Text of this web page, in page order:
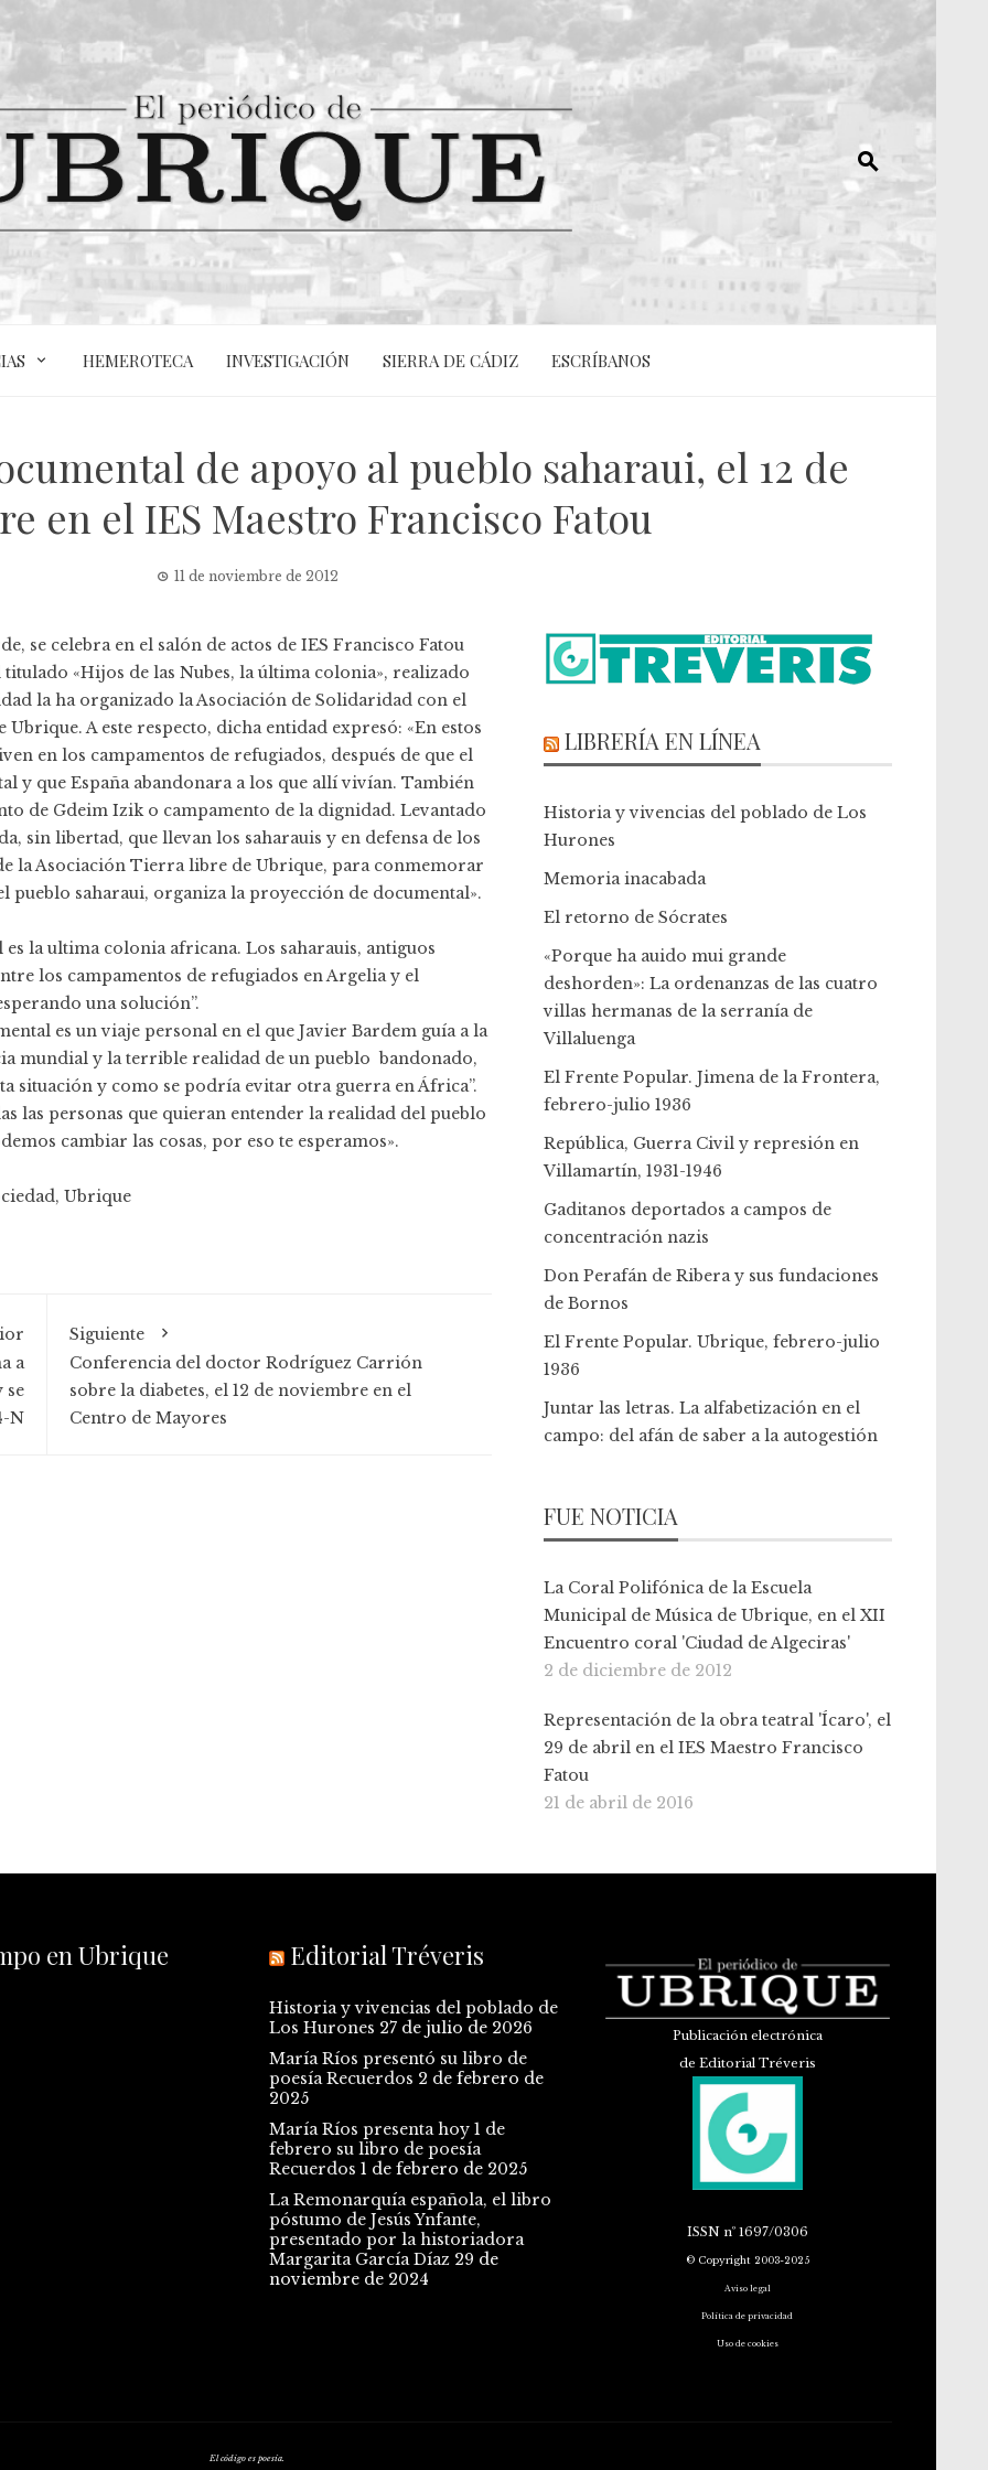
HEMEROTECA INVESTIGACIÓN SIERRA DE CÁDIZ ESCRÍBANOS
de apoyo al pueblo saharaui, el 12 de
en el IES Maestro Francisco Fatou
11 de noviembre de 2012
se celebra en el salón de actos de IES Francisco Fatou
«Hijos de las Nubes, la última colonia», realizado
la ha organizado la Asociación de Solidaridad con el
A este respecto, dicha entidad expresó: «En estos
en los campamentos de refugiados, después de que el
y que España abandonara a los que allí vivían. También
de Gdeim Izik o campamento de la dignidad. Levantado
sin libertad, que llevan los saharauis y en defensa de los
la Asociación Tierra libre de Ubrique, para conmemorar
pueblo saharaui, organiza la proyección de documental».
la ultima colonia africana. Los saharauis, antiguos
los campamentos de refugiados en Argelia y el
una solución”.
es un viaje personal en el que Javier Bardem guía a la
mundial y la terrible realidad de un pueblo bandonado,
situación y como se podría evitar otra guerra en África”.
las personas que quieran entender la realidad del pueblo
cambiar las cosas, por eso te esperamos».
, Ubrique
a
se
N
Siguiente
Conferencia del doctor Rodríguez Carrión
sobre la diabetes, el 12 de noviembre en el
Centro de Mayores
LIBRERÍA EN LÍNEA
Historia y vivencias del poblado de Los
Hurones
Memoria inacabada
El retorno de Sócrates
«Porque ha auido mui grande
deshorden»: La ordenanzas de las cuatro
villas hermanas de la serranía de
Villaluenga
El Frente Popular. Jimena de la Frontera,
febrero-julio 1936
República, Guerra Civil y represión en
Villamartín, 1931-1946
Gaditanos deportados a campos de
concentración nazis
Don Perafán de Ribera y sus fundaciones
de Bornos
El Frente Popular. Ubrique, febrero-julio
1936
Juntar las letras. La alfabetización en el
campo: del afán de saber a la autogestión
FUE NOTICIA
La Coral Polifónica de la Escuela
Municipal de Música de Ubrique, en el XII
Encuentro coral 'Ciudad de Algeciras'
2 de diciembre de 2012
Representación de la obra teatral 'Ícaro', el
29 de abril en el IES Maestro Francisco
Fatou
21 de abril de 2016
en Ubrique Editorial Tréveris
Historia y vivencias del poblado de
Los Hurones 27 de julio de 2026
María Ríos presentó su libro de
poesía Recuerdos 2 de febrero de
2025
María Ríos presenta hoy 1 de
febrero su libro de poesía
Recuerdos 1 de febrero de 2025
La Remonarquía española, el libro
póstumo de Jesús Ynfante,
presentado por la historiadora
Margarita García Díaz 29 de
noviembre de 2024
Publicación electrónica
de Editorial Tréveris
ISSNnº 1697/0306
© Copyright 2003-2025
Aviso legal
Política de privacidad
Uso de cookies
El código es poesía.